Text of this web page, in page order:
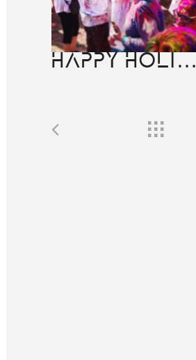
HAPPY HOLI…